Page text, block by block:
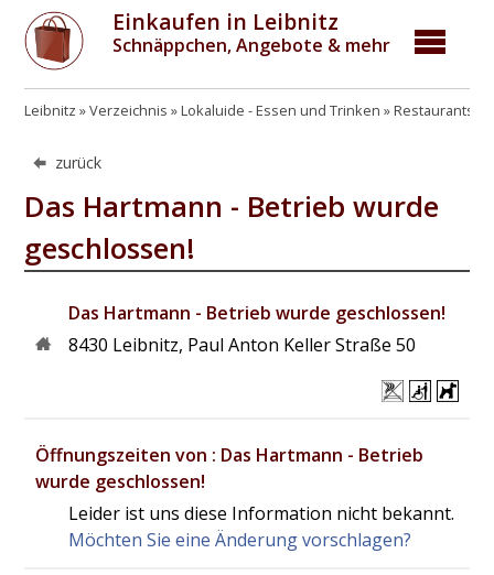
Einkaufen in Leibnitz
Schnäppchen, Angebote & mehr
Leibnitz Verzeichnis Lokaluide - Essen und Trinken Restaurants,
zurück
Das Hartmann - Betrieb wurde
geschlossen!
Das Hartmann - Betrieb wurde geschlossen!
8430 Leibnitz, Paul Anton Keller Straße 50
Öffnungszeiten von : Das Hartmann - Betrieb
wurde geschlossen!
Leider ist uns diese Information nicht bekannt.
Möchten Sie eine Änderung vorschlagen?